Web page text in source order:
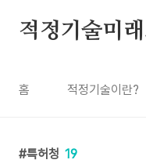
적정기술미
홈 적정기술이란?
특허청 19